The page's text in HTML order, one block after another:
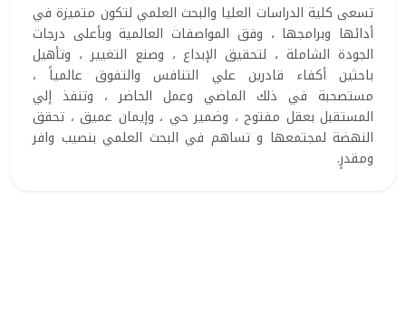
تسعى كلية الدراسات العليا والبحث العلمي لتكون متميزة في
أدائها وبرامجها ، وفق المواصفات العالمية وبأعلى درجات
الجودة الشاملة ، لتحقيق الإبداع ، وصنع التغيير ، وتأهيل
باحثين أكفاء قادرين علي التنافس والتفوق عالمياً ،
مستصحبة في ذلك الماضي وعمل الحاضر ، وتنفذ إلي
المستقبل بعقل مفتوح ، وضمير حي ، وإيمان عميق ، تحقق
النهضة لمجتمعها و تساهم في البحث العلمي بنصيب وافر
ومقدرٍ.